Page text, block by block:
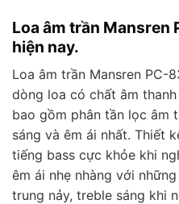
Loa âm trần Mansren
hiện nay.
Loa âm trần Mansren PC-
dòng loa có chất âm
bao gồm phân tần lọc âm
sáng và êm ái nhất. Thiết
tiếng bass cực khỏe khi
êm ái nhẹ nhàng với
trung nảy, treble sáng khi